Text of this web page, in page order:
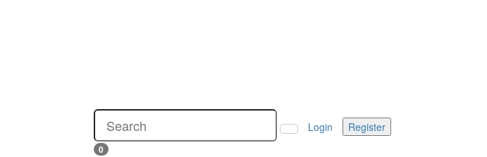
Login Register
0